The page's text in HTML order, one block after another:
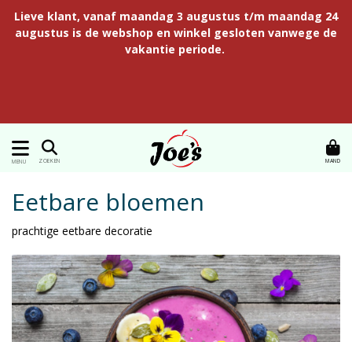
Lieve klant, vanaf maandag 3 augustus t/m maandag 24
augustus is de webshop en winkel gesloten vanwege de
vakantie periode.
MENU ZOEKEN MAND
Eetbare bloemen
prachtige eetbare decoratie